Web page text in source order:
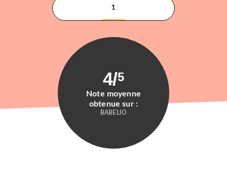
1
4/5
Note moyenne
obtenue sur :
BABELIO